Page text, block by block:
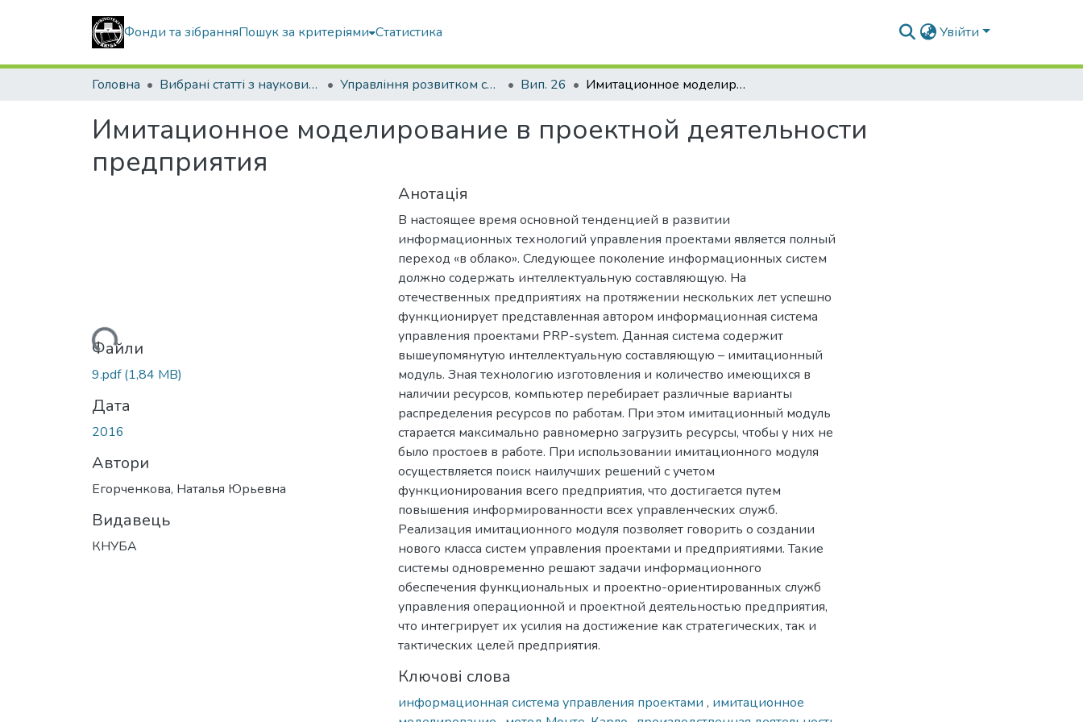
Фонди та зібранняПошук за критеріями Статистика Увійти
Головна Вибрані статті з наукових збірників КНУБА Управління розвитком складних систем Вип. 26 Имитационное моделирование в проектной деятельности предприятия
Имитационное моделирование в проектной деятельности
предприятия
Вантажиться...Файли
9.pdf(1,84 MB)
Дата
2016
Автори
Егорченкова, Наталья Юрьевна
Видавець
КНУБА
Анотація
В настоящее время основной тенденцией в развитии
информационных технологий управления проектами является полный
переход «в облако». Следующее поколение информационных систем
должно содержать интеллектуальную составляющую. На
отечественных предприятиях на протяжении нескольких лет успешно
функционирует представленная автором информационная система
управления проектами PRP-system. Данная система содержит
вышеупомянутую интеллектуальную составляющую – имитационный
модуль. Зная технологию изготовления и количество имеющихся в
наличии ресурсов, компьютер перебирает различные варианты
распределения ресурсов по работам. При этом имитационный модуль
старается максимально равномерно загрузить ресурсы, чтобы у них не
было простоев в работе. При использовании имитационного модуля
осуществляется поиск наилучших решений с учетом
функционирования всего предприятия, что достигается путем
повышения информированности всех управленческих служб.
Реализация имитационного модуля позволяет говорить о создании
нового класса систем управления проектами и предприятиями. Такие
системы одновременно решают задачи информационного
обеспечения функциональных и проектно-ориентированных служб
управления операционной и проектной деятельностью предприятия,
что интегрирует их усилия на достижение как стратегических, так и
тактических целей предприятия.
Ключові слова
информационная система управления проектами , имитационное